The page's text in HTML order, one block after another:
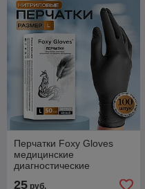
Перчатки Foxy Gloves
медицинские
диагностические
25 руб.